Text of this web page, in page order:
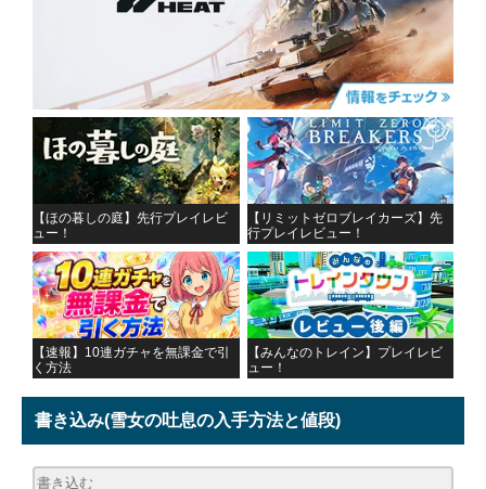
【ほの暮しの庭】先行プレイレビ
ュー！
【リミットゼロブレイカーズ】先
行プレイレビュー！
【速報】10連ガチャを無課金で引
く方法
【みんなのトレイン】プレイレビ
ュー！
書き込み(雪女の吐息の入手方法と値段)